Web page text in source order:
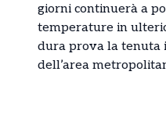
giorni continuerà a
temperature in
dura prova la tenuta
dell’area